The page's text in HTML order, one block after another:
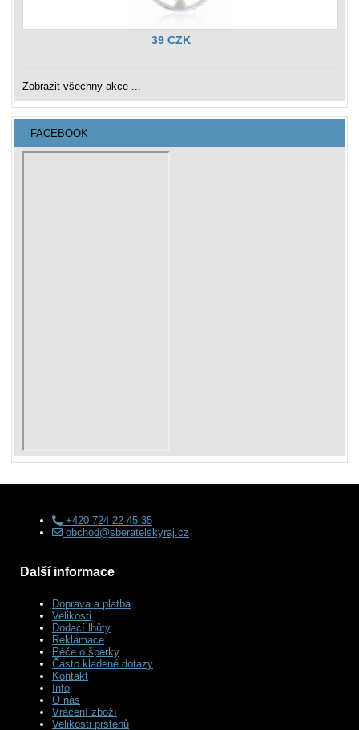
39 CZK
Zobrazit všechny akce ...
FACEBOOK
+420 724 22 45 35
obchod@sberatelskyraj.cz
Další informace
Doprava a platba
Velikosti
Dodací lhůty
Reklamace
Péče o šperky
Často kladené dotazy
Kontakt
Info
O nás
Vrácení zboží
Velikosti prstenů